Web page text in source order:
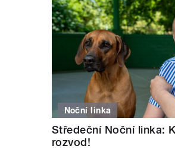
Noční linka
Středeční Noční linka:
rozvod!